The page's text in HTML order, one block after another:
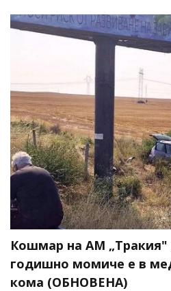
Кошмар на АМ „Тракия"
годишно момиче е в
кома (ОБНОВЕНА)